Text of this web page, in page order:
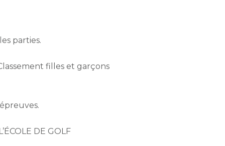
parties.
filles et garçons
DE GOLF